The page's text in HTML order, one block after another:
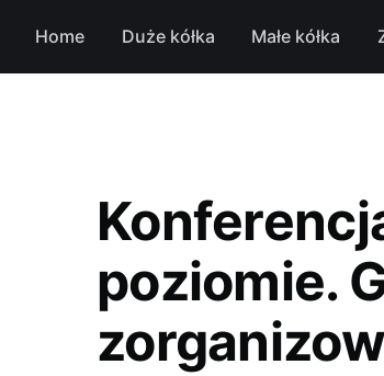
Home Duże kółka Małe kółka
poziomie.